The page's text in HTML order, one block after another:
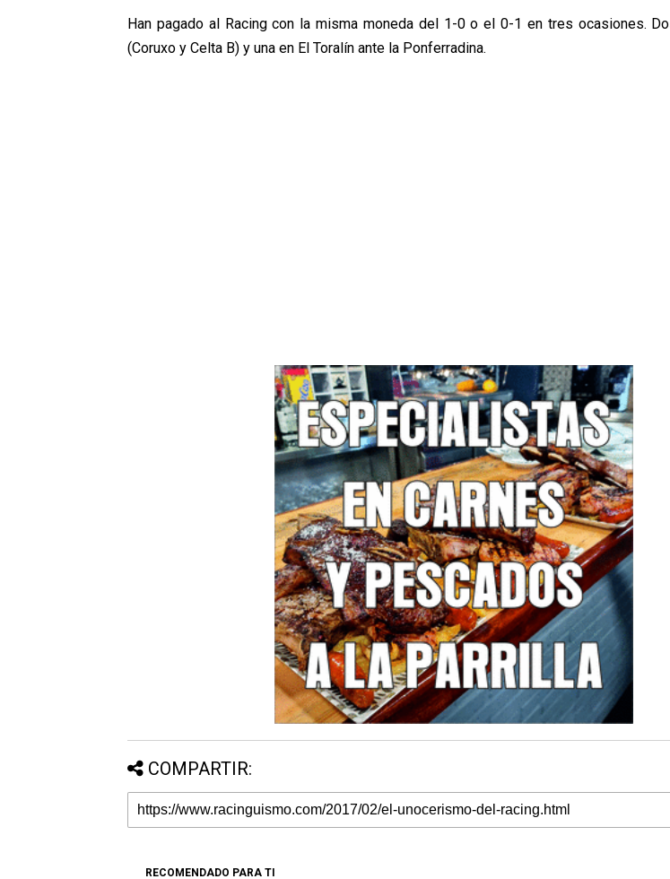
Han pagado al Racing con la misma moneda del 1-0 o el 0-1 en tres ocasiones.
(Coruxo y Celta B) y una en El Toralín ante la Ponferradina.
COMPARTIR:
RECOMENDADO PARA TI